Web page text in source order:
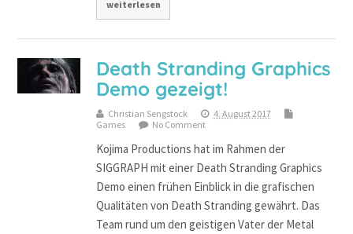
weiterlesen
Death Stranding Graphics
Demo gezeigt!
Christian Sengstock
4. August 2017
Games
No Comment
Kojima Productions hat im Rahmen der
SIGGRAPH mit einer Death Stranding Graphics
Demo einen frühen Einblick in die grafischen
Qualitäten von Death Stranding gewährt. Das
Team rund um den geistigen Vater der Metal